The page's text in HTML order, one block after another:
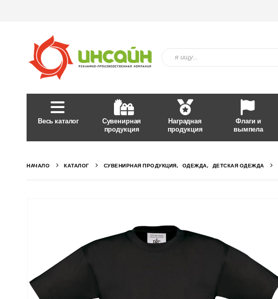
Весь каталог
Сувенирная
продукция
Наградная
продукция
Флаги и
вымпела
НАЧАЛО КАТАЛОГ СУВЕНИРНАЯ ПРОДУКЦИЯ, ОДЕЖДА, ДЕТСКАЯ ОДЕЖДА